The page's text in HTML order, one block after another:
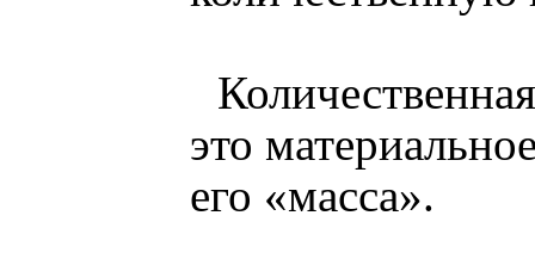
это
его «масса».